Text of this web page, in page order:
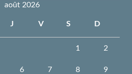
août 2026
J V S D
1 2
6 7 8 9